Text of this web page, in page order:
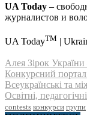
UA Today –
журналистов и
UA TodayTM |
Алея Зірок
Конкурсний
Всеукраїнські та
Освітні,
contests конкурси групи